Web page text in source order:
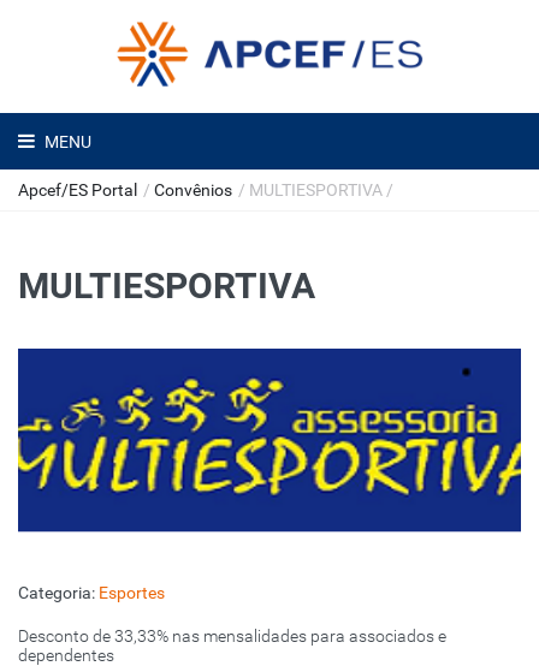
MENU
Apcef/ES Portal / Convênios / MULTIESPORTIVA /
MULTIESPORTIVA
Categoria: Esportes
Desconto de 33,33% nas mensalidades para associados e
dependentes